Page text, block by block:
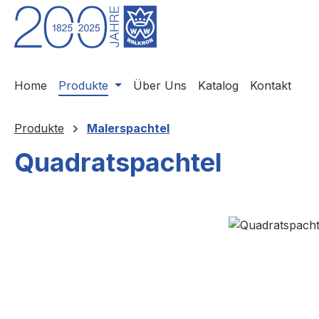
Hauptinhalt springen
Zur Suche springen
Zur Hauptnavigation springen
Home Produkte Über Uns Katalog Kontakt
Produkte Malerspachtel
Quadratspachtel